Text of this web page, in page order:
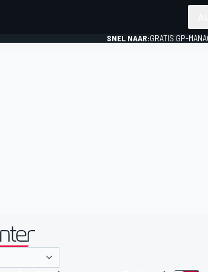
SNEL NAAR:GRATIS GP-
gepresenteerd door